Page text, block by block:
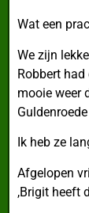
Wat een
We zijn
Robbert
mooie weer
Ik heb ze
Afgelopen
,Brigit heeft